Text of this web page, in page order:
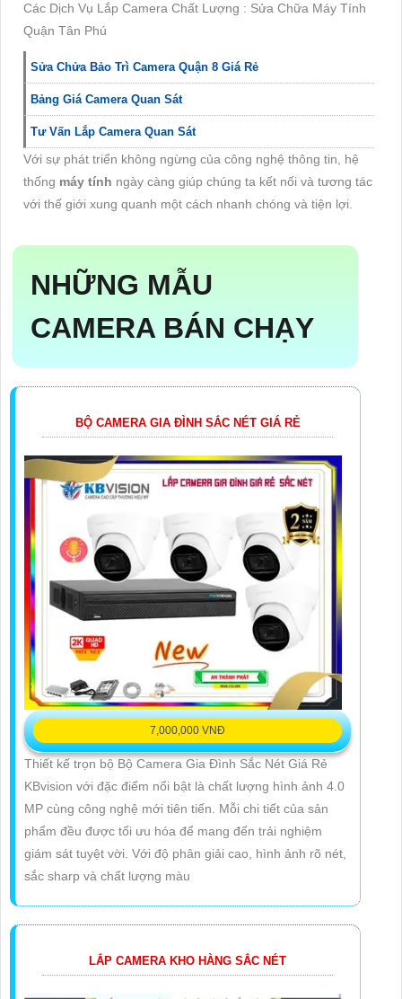
Các Dịch Vụ Lắp Camera Chất Lượng : Sửa Chữa Máy Tính
Quận Tân Phú
Sửa Chửa Bảo Trì Camera Quận 8 Giá Rẻ
Bảng Giá Camera Quan Sát
Tư Vấn Lắp Camera Quan Sát
Với sự phát triển không ngừng của công nghệ thông tin, hệ
thống máy tính ngày càng giúp chúng ta kết nối và tương tác
với thế giới xung quanh một cách nhanh chóng và tiện lợi.
NHỮNG MẪU
CAMERA BÁN CHẠY
BỘ CAMERA GIA ĐÌNH SẮC NÉT GIÁ RẺ
7,000,000 VNĐ
Thiết kế trọn bộ Bộ Camera Gia Đình Sắc Nét Giá Rẻ
KBvision với đặc điểm nổi bật là chất lượng hình ảnh 4.0
MP cùng công nghệ mới tiên tiến. Mỗi chi tiết của sản
phẩm đều được tối ưu hóa để mang đến trải nghiệm
giám sát tuyệt vời. Với độ phân giải cao, hình ảnh rõ nét,
sắc sharp và chất lượng màu
LẮP CAMERA KHO HÀNG SẮC NÉT